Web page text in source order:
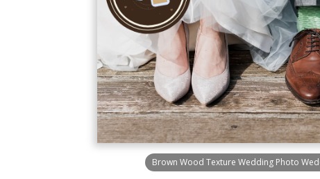
Brown Wood Texture Wedding Photo